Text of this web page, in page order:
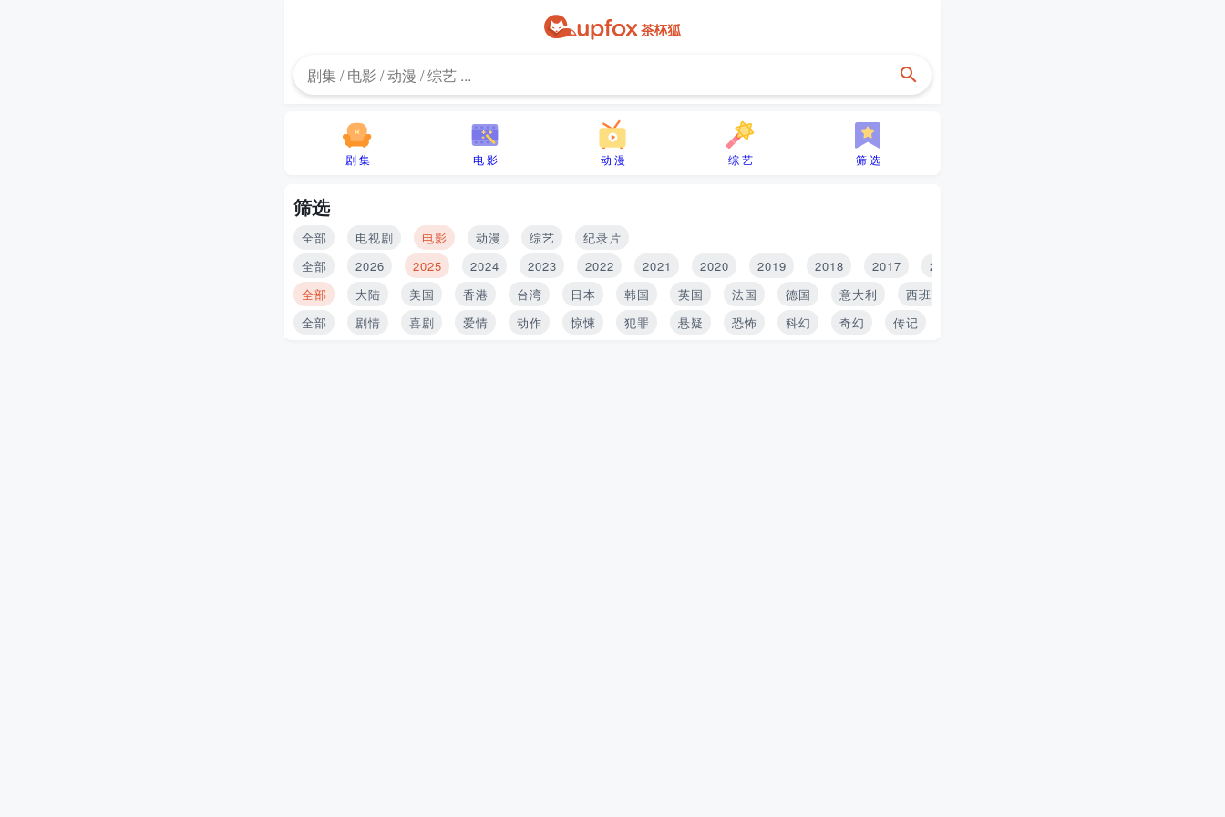
剧 集 电 影 动 漫 综 艺 筛 选
筛选
全部 电视剧 电影 动漫 综艺
纪录片
全部
2026 2025 2024 2023 2022 2021 2020 2019 2018 2017 2016
全部
大陆 美国 香港 台湾 日本 韩国 英国 法国 德国 意大利 西班牙
全部
剧情 喜剧 爱情 动作 惊悚 犯罪 悬疑 恐怖 科幻 奇幻 传记